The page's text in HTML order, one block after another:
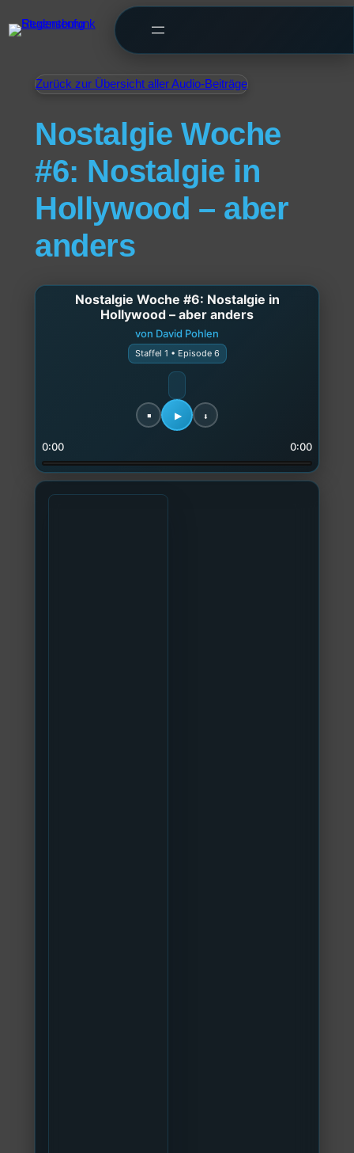
Zurück zur Übersicht aller Audio-Beiträge
Nostalgie Woche
#6: Nostalgie in
Hollywood – aber
anders
Nostalgie Woche #6: Nostalgie in
Hollywood – aber anders
von David Pohlen
Staffel 1 • Episode 6
0:00 0:00